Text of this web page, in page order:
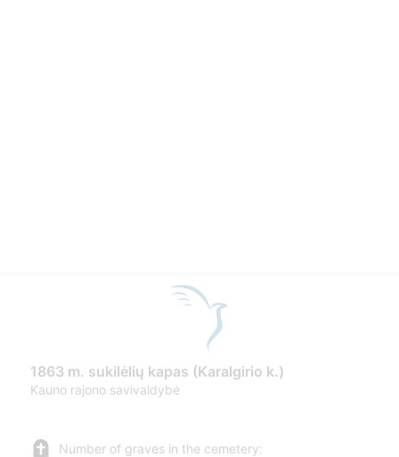
1863 m. sukilėlių kapas (Karalgirio k.)
Kauno rajono savivaldybė
Number of graves in the cemetery: